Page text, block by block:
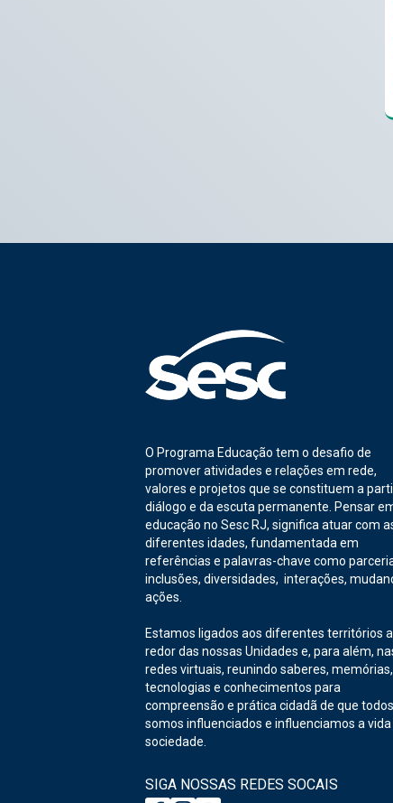
O Programa Educação tem o desafio de
promover atividades e relações em rede,
valores e projetos que se constituem a
diálogo e da escuta permanente. Pensar
educação no Sesc RJ, significa atuar com
diferentes idades, fundamentada em
referências e palavras-chave como
inclusões, diversidades, interações,
ações.
Estamos ligados aos diferentes territórios
redor das nossas Unidades e, para além,
redes virtuais, reunindo saberes, memórias,
tecnologias e conhecimentos para
compreensão e prática cidadã de que todos
somos influenciados e influenciamos a
sociedade.
SIGA NOSSAS REDES SOCAIS